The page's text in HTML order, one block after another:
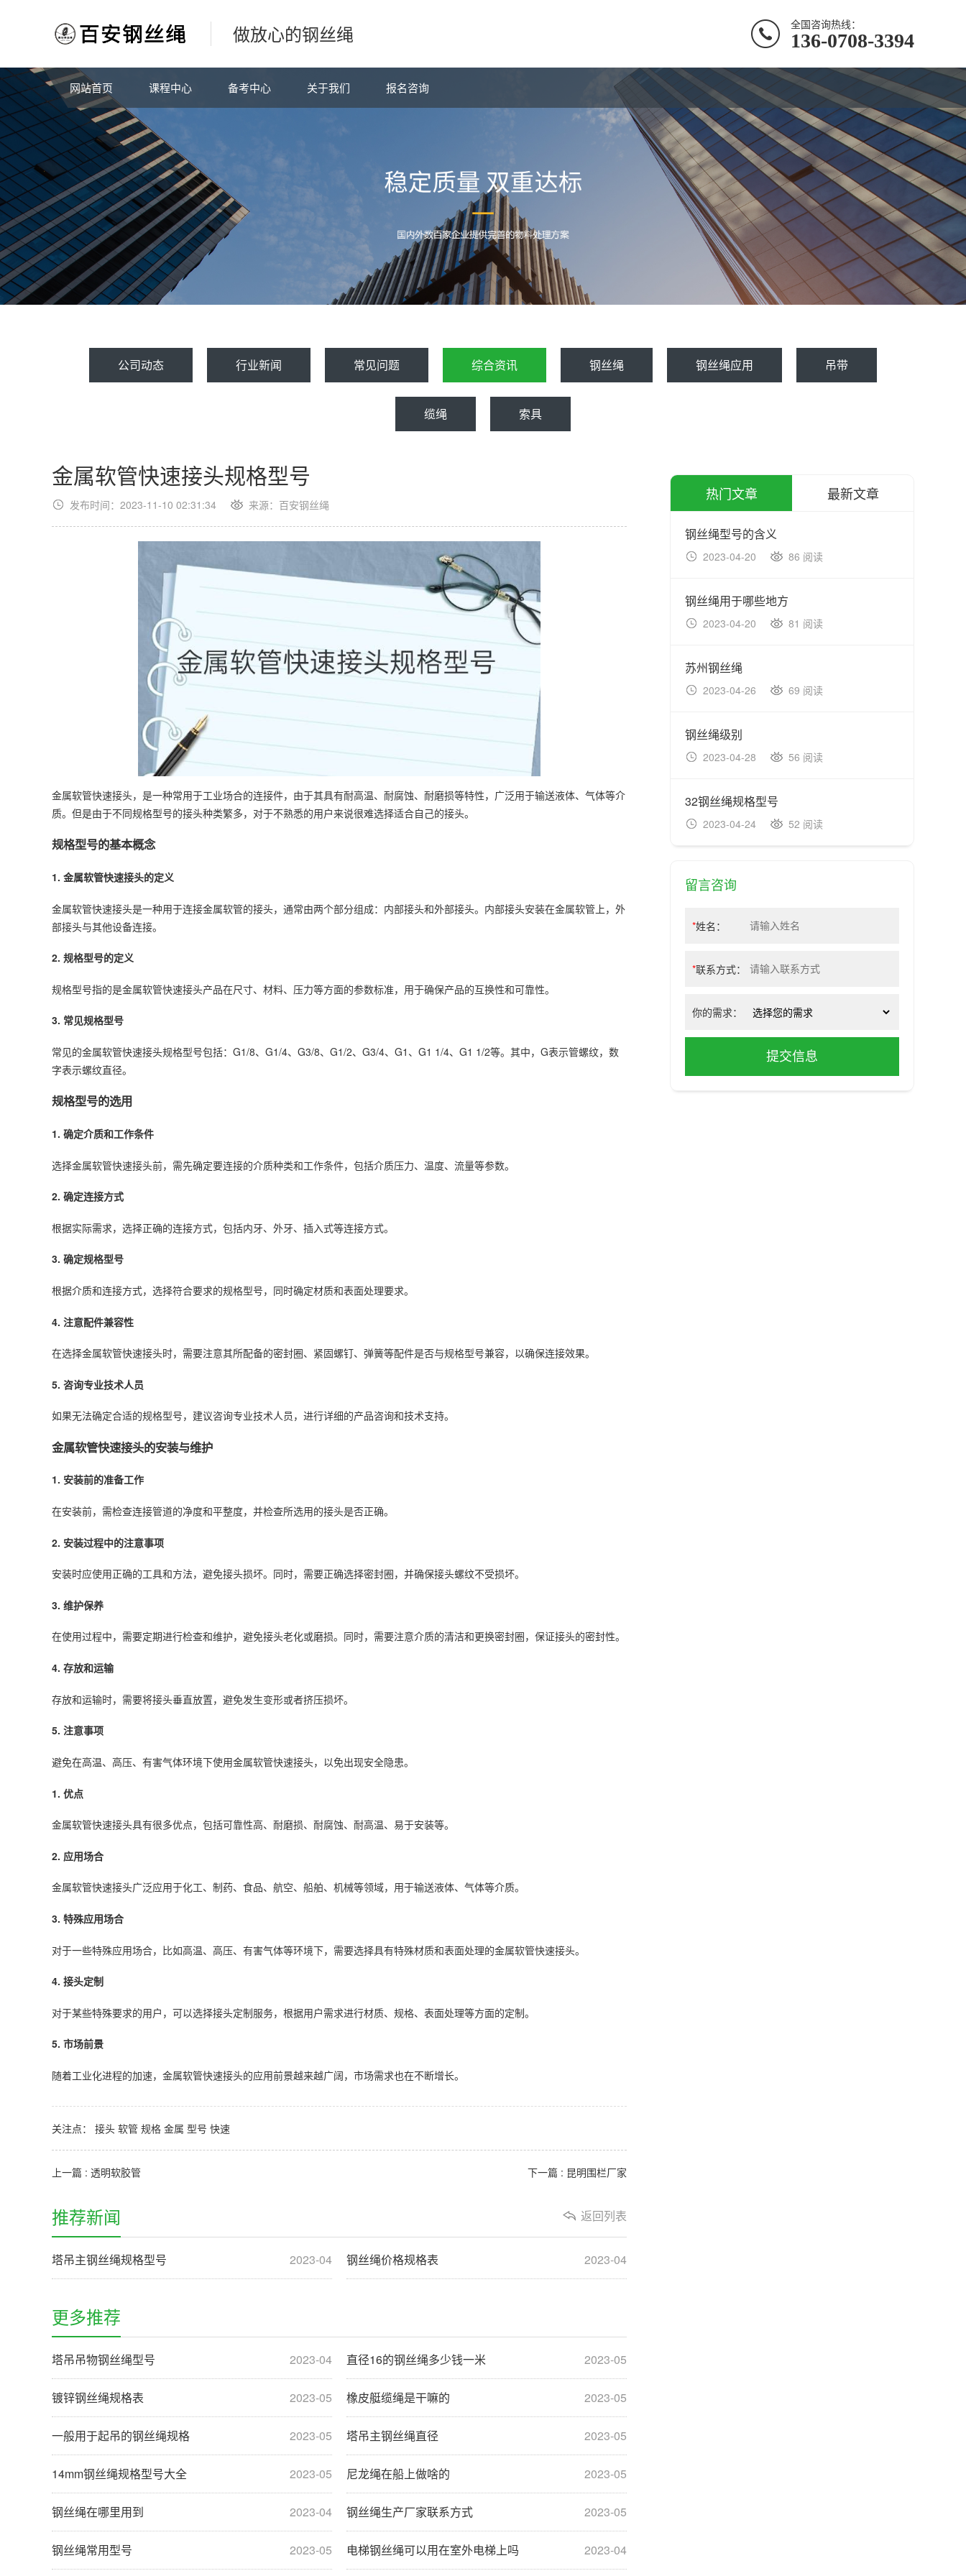
做放心的钢丝绳 全国咨询热线：
136-0708-3394
网站首页 课程中心 备考中心 关于我们 报名咨询
公司动态 行业新闻 常见问题 综合资讯 钢丝绳 钢丝绳应用 吊带
缆绳 索具
金属软管快速接头规格型号
发布时间：2023-11-10 02:31:34 来源：百安钢丝绳
金属软管快速接头，是一种常用于工业场合的连接件，由于其具有耐高温、耐腐蚀、耐磨损等特性，广泛用于输送液体、气体等介
质。但是由于不同规格型号的接头种类繁多，对于不熟悉的用户来说很难选择适合自己的接头。
规格型号的基本概念
1. 金属软管快速接头的定义
金属软管快速接头是一种用于连接金属软管的接头，通常由两个部分组成：内部接头和外部接头。内部接头安装在金属软管上，外
部接头与其他设备连接。
2. 规格型号的定义
规格型号指的是金属软管快速接头产品在尺寸、材料、压力等方面的参数标准，用于确保产品的互换性和可靠性。
3. 常见规格型号
常见的金属软管快速接头规格型号包括：G1/8、G1/4、G3/8、G1/2、G3/4、G1、G1 1/4、G1 1/2等。其中，G表示管螺纹，数
字表示螺纹直径。
规格型号的选用
1. 确定介质和工作条件
选择金属软管快速接头前，需先确定要连接的介质种类和工作条件，包括介质压力、温度、流量等参数。
2. 确定连接方式
根据实际需求，选择正确的连接方式，包括内牙、外牙、插入式等连接方式。
3. 确定规格型号
根据介质和连接方式，选择符合要求的规格型号，同时确定材质和表面处理要求。
4. 注意配件兼容性
在选择金属软管快速接头时，需要注意其所配备的密封圈、紧固螺钉、弹簧等配件是否与规格型号兼容，以确保连接效果。
5. 咨询专业技术人员
如果无法确定合适的规格型号，建议咨询专业技术人员，进行详细的产品咨询和技术支持。
金属软管快速接头的安装与维护
1. 安装前的准备工作
在安装前，需检查连接管道的净度和平整度，并检查所选用的接头是否正确。
2. 安装过程中的注意事项
安装时应使用正确的工具和方法，避免接头损坏。同时，需要正确选择密封圈，并确保接头螺纹不受损坏。
3. 维护保养
在使用过程中，需要定期进行检查和维护，避免接头老化或磨损。同时，需要注意介质的清洁和更换密封圈，保证接头的密封性。
4. 存放和运输
存放和运输时，需要将接头垂直放置，避免发生变形或者挤压损坏。
5. 注意事项
避免在高温、高压、有害气体环境下使用金属软管快速接头，以免出现安全隐患。
1. 优点
金属软管快速接头具有很多优点，包括可靠性高、耐磨损、耐腐蚀、耐高温、易于安装等。
2. 应用场合
金属软管快速接头广泛应用于化工、制药、食品、航空、船舶、机械等领域，用于输送液体、气体等介质。
3. 特殊应用场合
对于一些特殊应用场合，比如高温、高压、有害气体等环境下，需要选择具有特殊材质和表面处理的金属软管快速接头。
4. 接头定制
对于某些特殊要求的用户，可以选择接头定制服务，根据用户需求进行材质、规格、表面处理等方面的定制。
5. 市场前景
随着工业化进程的加速，金属软管快速接头的应用前景越来越广阔，市场需求也在不断增长。
关注点： 接头 软管 规格 金属 型号 快速
上一篇 : 透明软胶管 下一篇 : 昆明围栏厂家
返回列表
推荐新闻
2023-04
塔吊主钢丝绳规格型号 2023-04
钢丝绳价格规格表
更多推荐
2023-04
塔吊吊物钢丝绳型号 2023-05
直径16的钢丝绳多少钱一米
2023-05
镀锌钢丝绳规格表 2023-05
橡皮艇缆绳是干嘛的
2023-05
一般用于起吊的钢丝绳规格 2023-05
塔吊主钢丝绳直径
2023-05
14mm钢丝绳规格型号大全 2023-05
尼龙绳在船上做啥的
2023-04
钢丝绳在哪里用到 2023-05
钢丝绳生产厂家联系方式
2023-05
钢丝绳常用型号 2023-04
电梯钢丝绳可以用在室外电梯上吗
热门文章 最新文章
钢丝绳型号的含义
2023-04-20 86 阅读
钢丝绳用于哪些地方
2023-04-20 81 阅读
苏州钢丝绳
2023-04-26 69 阅读
钢丝绳级别
2023-04-28 56 阅读
32钢丝绳规格型号
2023-04-24 52 阅读
留言咨询
*姓名：
*联系方式：
你的需求：
提交信息